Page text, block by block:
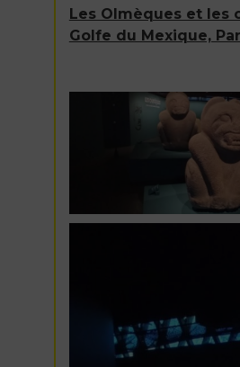
Les Olmèques et les
Golfe du Mexique,